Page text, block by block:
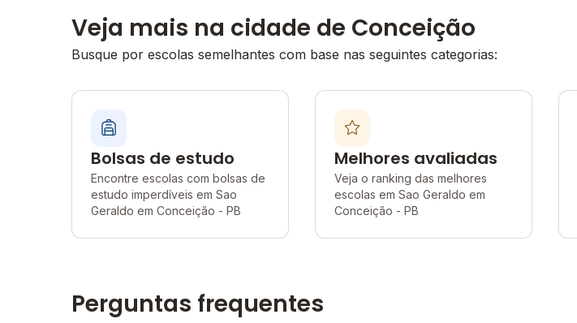
Veja mais na cidade de Conceição
Busque por escolas semelhantes com base nas seguintes categorias:
Bolsas de estudo
Encontre escolas com bolsas de
estudo imperdíveis em Sao
Geraldo em Conceição - PB
Melhores avaliadas
Veja o ranking das melhores
escolas em Sao Geraldo em
Conceição - PB
Perguntas frequentes